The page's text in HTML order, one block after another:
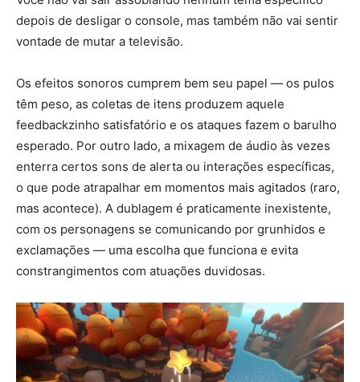
depois de desligar o console, mas também não vai sentir
vontade de mutar a televisão.
Os efeitos sonoros cumprem bem seu papel — os pulos
têm peso, as coletas de itens produzem aquele
feedbackzinho satisfatório e os ataques fazem o barulho
esperado. Por outro lado, a mixagem de áudio às vezes
enterra certos sons de alerta ou interações específicas,
o que pode atrapalhar em momentos mais agitados (raro,
mas acontece). A dublagem é praticamente inexistente,
com os personagens se comunicando por grunhidos e
exclamações — uma escolha que funciona e evita
constrangimentos com atuações duvidosas.